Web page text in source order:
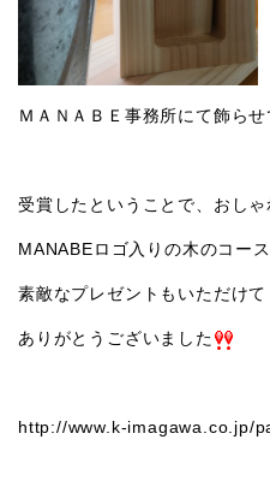
ＭＡＮＡＢＥ事務所にて飾ら
受賞したということで、おし
MANABEロゴ入りの木のコー
素敵なプレゼントもいただけて
ありがとうございました
http://www.k-imagawa.co.jp/